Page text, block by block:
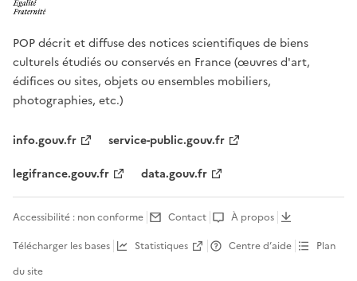
POP décrit et diffuse des notices scientifiques de biens
culturels étudiés ou conservés en France (œuvres d'art,
édifices ou sites, objets ou ensembles mobiliers,
photographies, etc.)
info.gouv.fr
service-public.gouv.fr
legifrance.gouv.fr
data.gouv.fr
Accessibilité : non conforme Contact
À propos
Télécharger les bases
Statistiques Centre d’aide
Plan
du site